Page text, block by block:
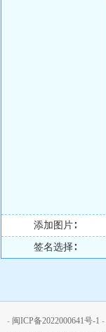
添加图片∶
签名选择∶
- 闽ICP备2022000641号-1 -